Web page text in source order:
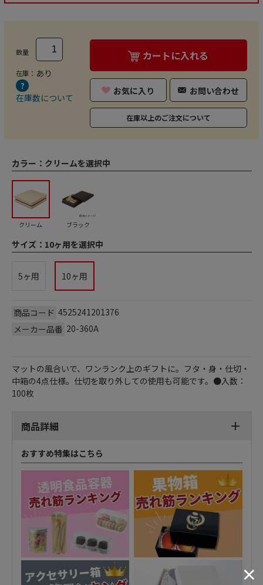
数量
在庫： あり
在庫数について
カートに入れる
お気に入り お問い合わせ
在庫以上のご注文について
カラー： クリームを選択中
クリーム ブラック
サイズ： 10ヶ用を選択中
5ヶ用 10ヶ用
商品コード 4525241201376
メーカー品番 20-360A
マットの風合いで、ワンランク上のギフトに。フタ・身・仕切・
中箱の4点仕様。仕切を取り外しての使用も可能です。●入数：
100枚
商品詳細
おすすめ特集はこちら